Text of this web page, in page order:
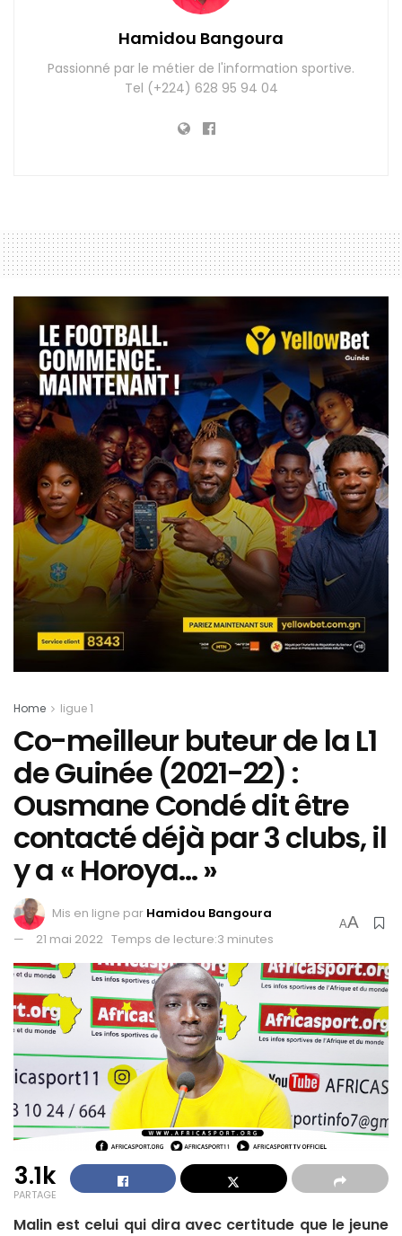
Hamidou Bangoura
Passionné par le métier de l'information sportive.
Tel (+224) 628 95 94 04
Home ligue 1
Co-meilleur buteur de la L1
de Guinée (2021-22) :
Ousmane Condé dit être
contacté déjà par 3 clubs, il
y a « Horoya… »
Mis en ligne par Hamidou Bangoura
21 mai 2022 Temps de lecture:3 minutes
AA
3.1k
PARTAGE
Malin est celui qui dira avec certitude que le jeune